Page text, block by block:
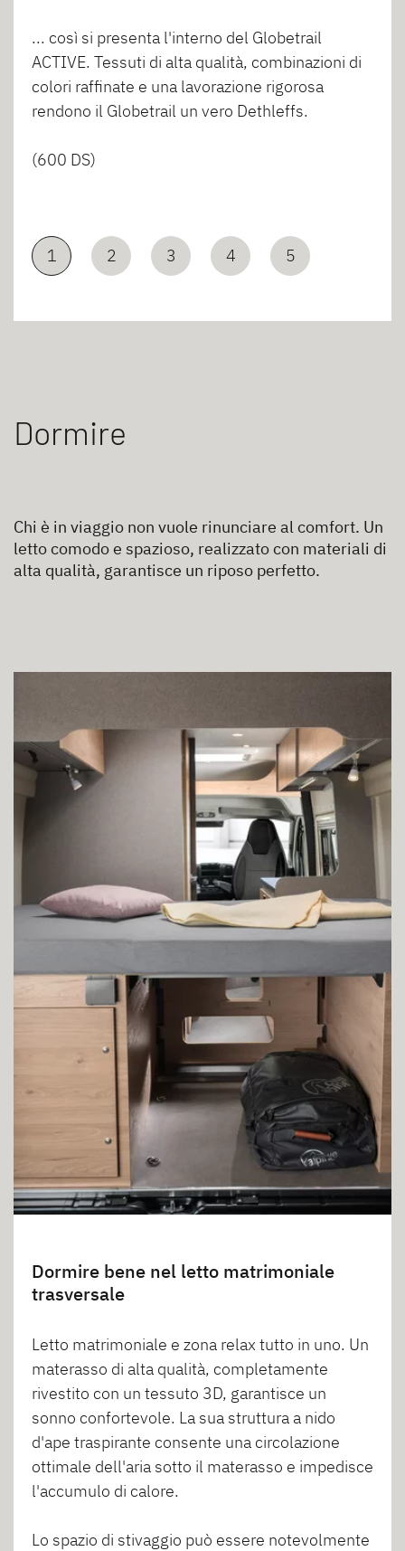
... così si presenta l'interno del Globetrail
ACTIVE. Tessuti di alta qualità, combinazioni di
colori raffinate e una lavorazione rigorosa
rendono il Globetrail un vero Dethleffs.
(600 DS)
1 2 3 4 5
Dormire
Chi è in viaggio non vuole rinunciare al comfort. Un
letto comodo e spazioso, realizzato con materiali di
alta qualità, garantisce un riposo perfetto.
Dormire bene nel letto matrimoniale
trasversale
Letto matrimoniale e zona relax tutto in uno. Un
materasso di alta qualità, completamente
rivestito con un tessuto 3D, garantisce un
sonno confortevole. La sua struttura a nido
d'ape traspirante consente una circolazione
ottimale dell'aria sotto il materasso e impedisce
l'accumulo di calore.
Lo spazio di stivaggio può essere notevolmente